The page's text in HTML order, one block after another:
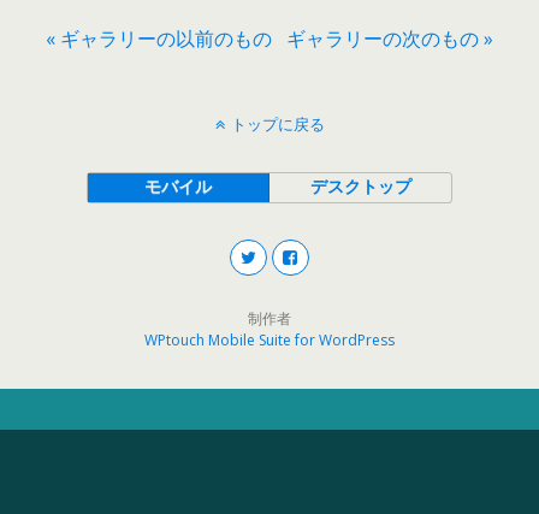
« ギャラリーの以前のもの ギャラリーの次のもの »
トップに戻る
モバイル デスクトップ
制作者
WPtouch Mobile Suite for WordPress